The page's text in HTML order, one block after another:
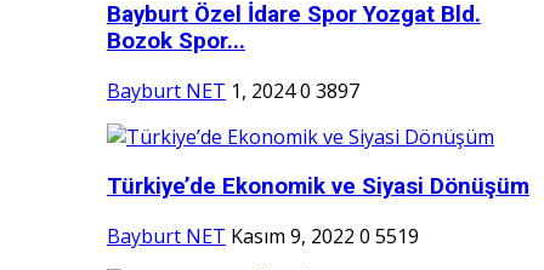
Bayburt Özel İdare Spor Yozgat Bld.
Bozok Spor...
Bayburt NET 1, 20240 3897
Türkiye’de Ekonomik ve Siyasi Dönüşüm
Bayburt NET Kasım 9, 2022 0 5519